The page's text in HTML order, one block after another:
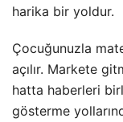
harika bir yoldur.
Çocuğunuzla
açılır. Markete
hatta haberleri
gösterme